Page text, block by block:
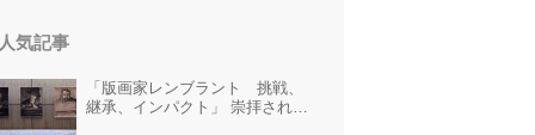
人気記事
「版画家レンブラント 挑戦、
継承、インパクト」 崇拝され、